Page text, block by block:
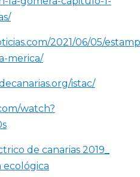
2021/06/05/
merica/
istac/
watch?
de canarias 2019_
ecológica